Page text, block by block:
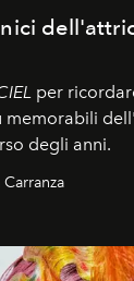
per
memorabili
degli anni.